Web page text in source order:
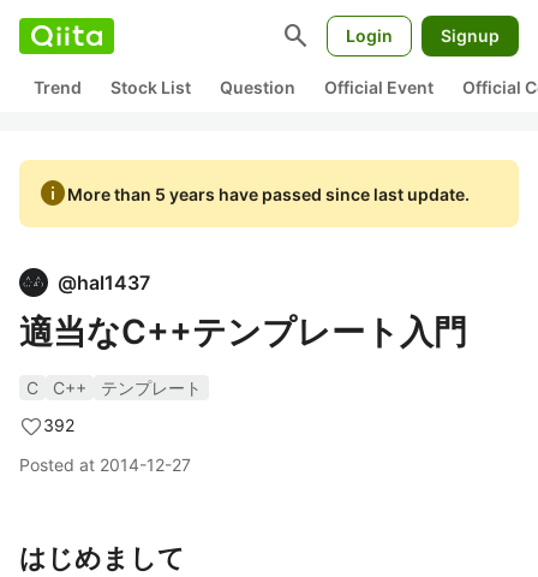
search Login Signup
Trend Stock List Question Official Event Official
infoMore than 5 years have passed since last update.
@hal1437
適当なC++テンプレート入門
C C++
テンプレート
392
Posted at 2014-12-27
はじめまして